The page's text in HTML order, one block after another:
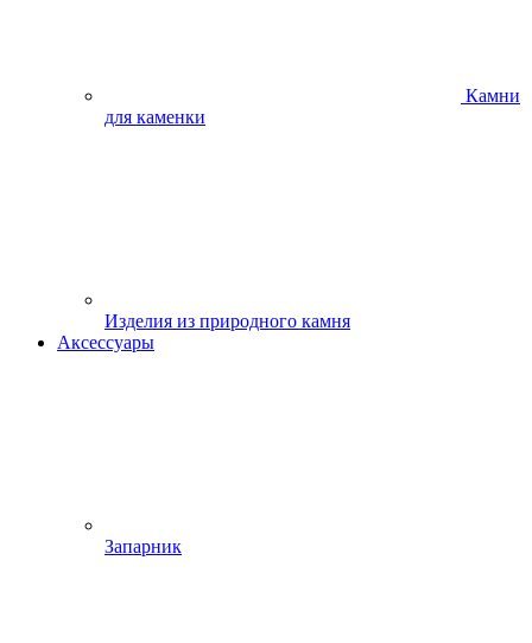
Камни
для каменки
Изделия из природного камня
Аксессуары
Запарник